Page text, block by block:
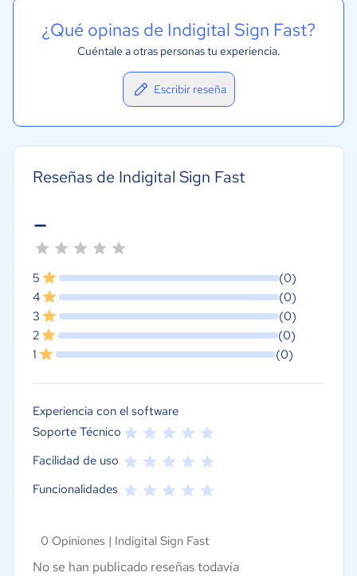
¿Qué opinas de Indigital Sign Fast?
Cuéntale a otras personas tu experiencia.
Escribir reseña
Reseñas de Indigital Sign Fast
-
5
(0)
4
(0)
3
(0)
2
(0)
1
(0)
Experiencia con el software
Soporte Técnico
Facilidad de uso
Funcionalidades
0 Opiniones | Indigital Sign Fast
No se han publicado reseñas todavía